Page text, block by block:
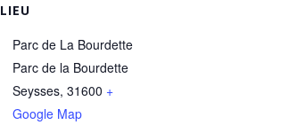
LIEU
Parc de La Bourdette
Parc de la Bourdette
Seysses, 31600 +
Google Map